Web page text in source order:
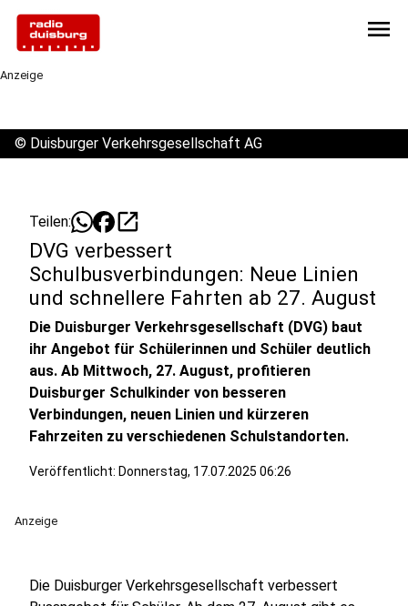
menu
Anzeige
© Duisburger Verkehrsgesellschaft AG
Teilen: open_in_new
DVG verbessert
Schulbusverbindungen: Neue Linien
und schnellere Fahrten ab 27. August
Die Duisburger Verkehrsgesellschaft (DVG) baut
ihr Angebot für Schülerinnen und Schüler deutlich
aus. Ab Mittwoch, 27. August, profitieren
Duisburger Schulkinder von besseren
Verbindungen, neuen Linien und kürzeren
Fahrzeiten zu verschiedenen Schulstandorten.
Veröffentlicht: Donnerstag, 17.07.2025 06:26
Anzeige
Die Duisburger Verkehrsgesellschaft verbessert